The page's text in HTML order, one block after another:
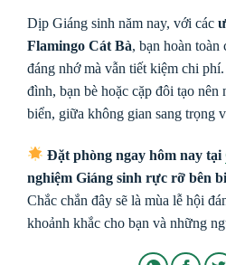
Dịp Giáng sinh năm nay, với các
Flamingo Cát Bà, bạn hoàn
đáng nhớ mà vẫn tiết kiệm chi
đình, bạn bè hoặc cặp đôi tạo nên
biển, giữa không gian sang trọng
Đặt phòng ngay hôm nay tại
nghiệm Giáng sinh rực rỡ bên
Chắc chắn đây sẽ là mùa lễ hội
khoảnh khắc cho bạn và những